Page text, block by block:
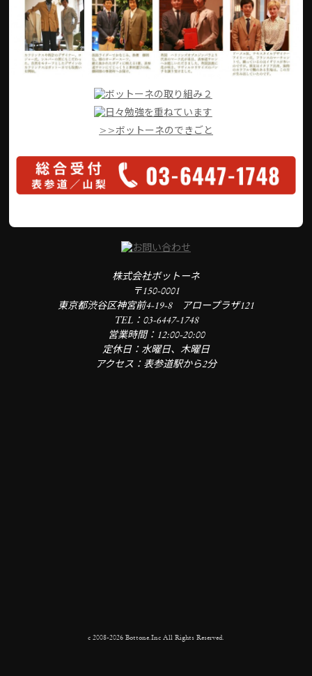
>>ボットーネのできごと
株式会社ボットーネ
〒150-0001
東京都渋谷区神宮前4-19-8 アロープラザ121
TEL：03-6447-1748
営業時間：12:00-20:00
定休日：水曜日、木曜日
アクセス：表参道駅から2分
c 2008-2026 Bottone.Inc All Rights Reserved.